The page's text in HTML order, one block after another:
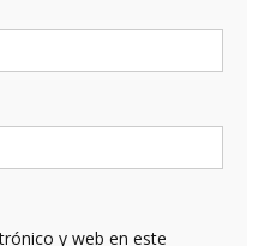
y web en este